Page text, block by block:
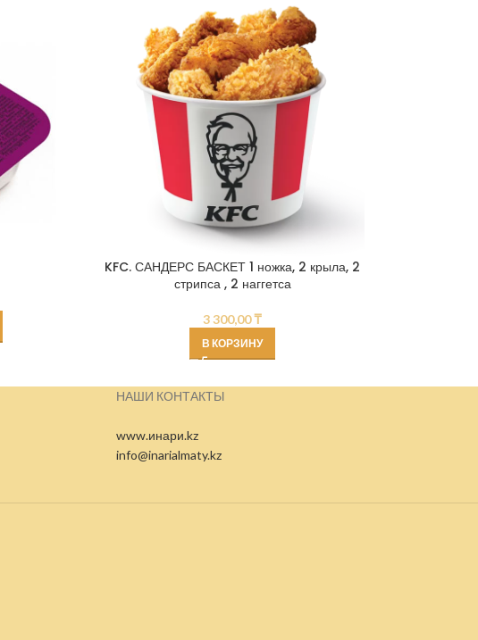
KFC. САНДЕРС БАСКЕТ 1 ножка, 2 крыла, 2
стрипса , 2 наггетса
3 300,00₸
В КОРЗИНУ
НАШИ КОНТАКТЫ
www.инари.kz
info@inarialmaty.kz